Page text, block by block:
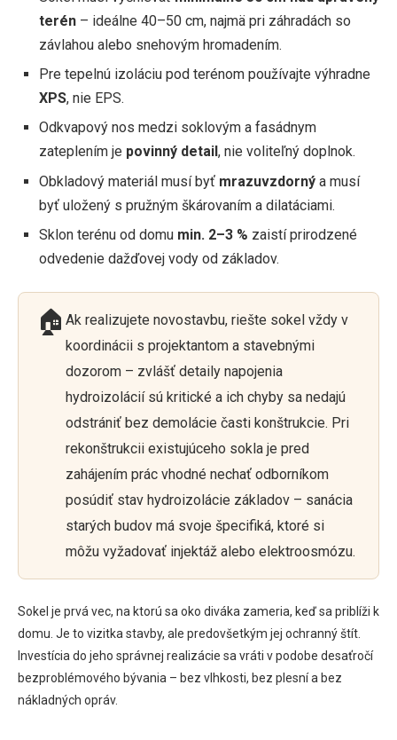
terén – ideálne 40–50 cm, najmä pri záhradách so
závlahou alebo snehovým hromadením.
Pre tepelnú izoláciu pod terénom používajte výhradne
XPS, nie EPS.
Odkvapový nos medzi soklovým a fasádnym
zateplením je povinný detail , nie voliteľný doplnok.
Obkladový materiál musí byť mrazuvzdorný a musí
byť uložený s pružným škárovaním a dilatáciami.
Sklon terénu od domu min. 2–3 % zaistí prirodzené
odvedenie dažďovej vody od základov.
🏠 Ak realizujete novostavbu, riešte sokel vždy v
koordinácii s projektantom a stavebnými
dozorom – zvlášť detaily napojenia
hydroizolácií sú kritické a ich chyby sa nedajú
odstrániť bez demolácie časti konštrukcie. Pri
rekonštrukcii existujúceho sokla je pred
zahájením prác vhodné nechať odborníkom
posúdiť stav hydroizolácie základov – sanácia
starých budov má svoje špecifiká, ktoré si
môžu vyžadovať injektáž alebo elektroosmózu.
Sokel je prvá vec, na ktorú sa oko diváka zameria, keď sa priblíži k
domu. Je to vizitka stavby, ale predovšetkým jej ochranný štít.
Investícia do jeho správnej realizácie sa vráti v podobe desaťročí
bezproblémového bývania – bez vlhkosti, bez plesní a bez
nákladných opráv.